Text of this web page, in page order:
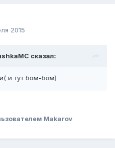
2015
сказал:
и тут бом-бом)
Makarov